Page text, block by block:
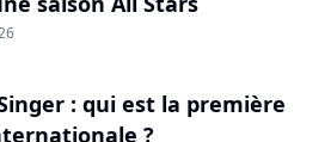
: qui est la première
?